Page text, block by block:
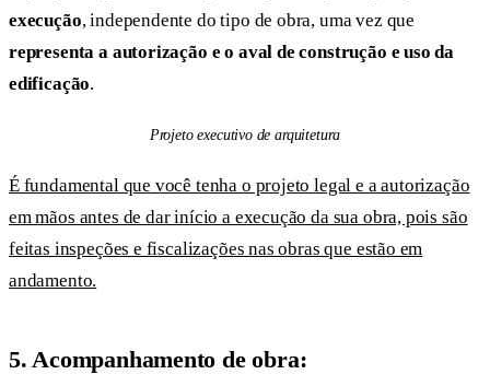
execução, independente do tipo de obra, uma vez que
representa a autorização e o aval de construção e uso da
edificação.
Projeto executivo de arquitetura
É fundamental que você tenha o projeto legal e a autorização
em mãos antes de dar início a execução da sua obra, pois são
feitas inspeções e fiscalizações nas obras que estão em
andamento.
5.Acompanhamento de obra: